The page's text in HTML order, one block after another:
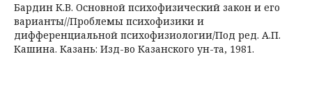
Бардин К.В. Основной психофизический закон и его
варианты//Проблемы психофизики и
дифференциальной психофизиологии/Под ред. А.П.
Кашина. Казань: Изд-во Казанского ун-та, 1981.